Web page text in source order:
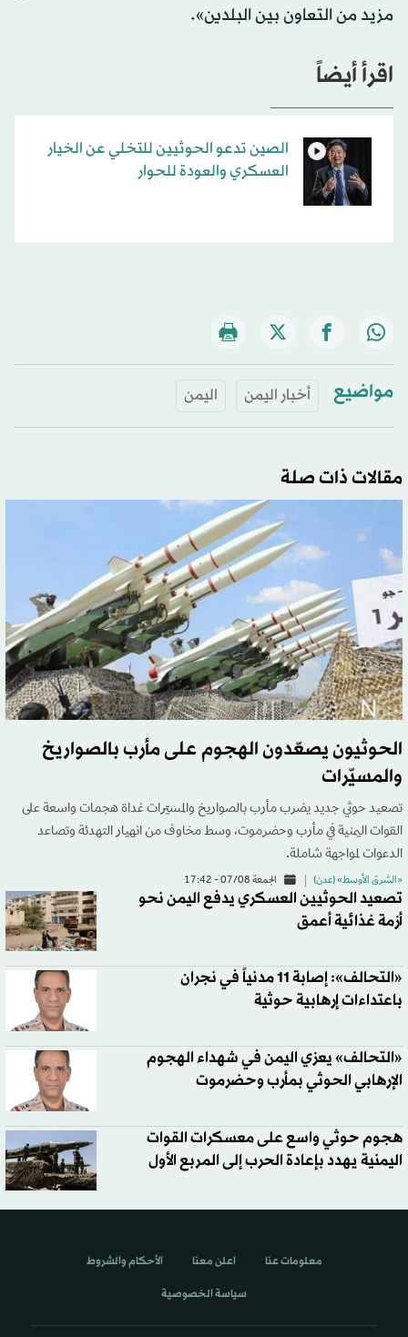
مزيد من التعاون بين البلدين».
اقرأ أيضاً
الصين تدعو الحوثيين للتخلي عن الخيار
العسكري والعودة للحوار
مواضيع أخبار اليمن اليمن
مقالات ذات صلة
الحوثيون يصعّدون الهجوم على مأرب بالصواريخ
والمسيّرات
تصعيد حوثي جديد يضرب مأرب بالصواريخ والمسيّرات غداة هجمات واسعة على
القوات اليمنية في مأرب وحضرموت، وسط مخاوف من انهيار التهدئة وتصاعد
الدعوات لمواجهة شاملة.
«الشرق الأوسط» (عدن) الجمعة 07/08 - 17:42
تصعيد الحوثيين العسكري يدفع اليمن نحو
أزمة غذائية أعمق
«التحالف»: إصابة 11 مدنياً في نجران
باعتداءات إرهابية حوثية
«التحالف» يعزي اليمن في شهداء الهجوم
الإرهابي الحوثي بمأرب وحضرموت
هجوم حوثي واسع على معسكرات القوات
اليمنية يهدد بإعادة الحرب إلى المربع الأول
معلومات عنا اعلن معنا الأحكام والشروط
سياسة الخصوصية